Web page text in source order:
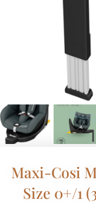
Maxi-Cosi
Size 0+/1